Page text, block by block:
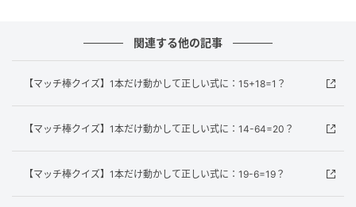
例のご紹介に留まることを、ご了承ください。
元記事で読む
次の記事
【マッチ棒クイズ】1本だけ動かして正しい式
に：15+18=1？
関連する他の記事
【マッチ棒クイズ】1本だけ動かして正しい式に：15+18=1？
【マッチ棒クイズ】1本だけ動かして正しい式に：14-64=20？
【マッチ棒クイズ】1本だけ動かして正しい式に：19-6=19？